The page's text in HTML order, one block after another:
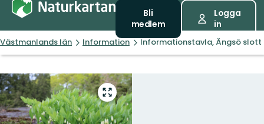
Bli
medlem
Logga
in
Västmanlands län Information Informationstavla, Ängsö slott
Gå
till
helskärmsläge